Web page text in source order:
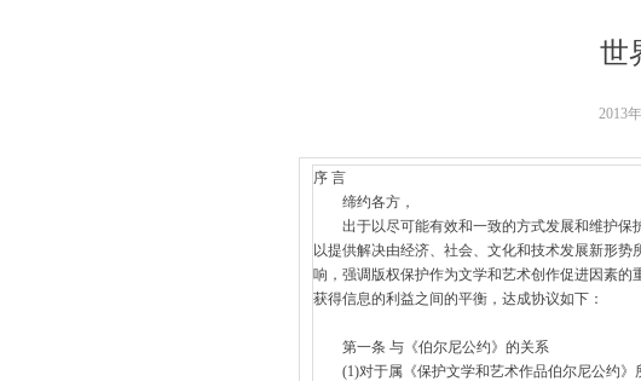
世
序 言
缔约各方，
出于以尽可能有效和一致的方式发展和维护保
以提供解决由经济、社会、文化和技术发展新形
响，强调版权保护作为文学和艺术创作促进因素
获得信息的利益之间的平衡，达成协议如下：
第一条 与《伯尔尼公约》的关系
(1)对于属《保护文学和艺术作品伯尔尼公约》
2013